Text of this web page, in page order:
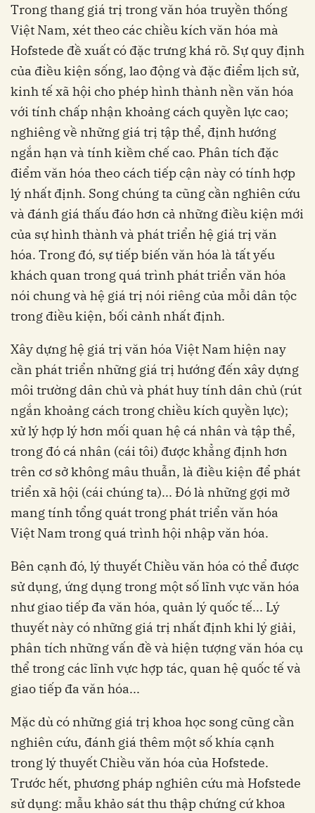
Trong thang giá trị trong văn hóa truyền thống
Việt Nam, xét theo các chiều kích văn hóa mà
Hofstede đề xuất có đặc trưng khá rõ. Sự quy định
của điều kiện sống, lao động và đặc điểm lịch sử,
kinh tế xã hội cho phép hình thành nền văn hóa
với tính chấp nhận khoảng cách quyền lực cao;
nghiêng về những giá trị tập thể, định hướng
ngắn hạn và tính kiềm chế cao. Phân tích đặc
điểm văn hóa theo cách tiếp cận này có tính hợp
lý nhất định. Song chúng ta cũng cần nghiên cứu
và đánh giá thấu đáo hơn cả những điều kiện mới
của sự hình thành và phát triển hệ giá trị văn
hóa. Trong đó, sự tiếp biến văn hóa là tất yếu
khách quan trong quá trình phát triển văn hóa
nói chung và hệ giá trị nói riêng của mỗi dân tộc
trong điều kiện, bối cảnh nhất định.
Xây dựng hệ giá trị văn hóa Việt Nam hiện nay
cần phát triển những giá trị hướng đến xây dựng
môi trường dân chủ và phát huy tính dân chủ (rút
ngắn khoảng cách trong chiều kích quyền lực);
xử lý hợp lý hơn mối quan hệ cá nhân và tập thể,
trong đó cá nhân (cái tôi) được khẳng định hơn
trên cơ sở không mâu thuẫn, là điều kiện để phát
triển xã hội (cái chúng ta)... Đó là những gợi mở
mang tính tổng quát trong phát triển văn hóa
Việt Nam trong quá trình hội nhập văn hóa.
Bên cạnh đó, lý thuyết Chiều văn hóa có thể được
sử dụng, ứng dụng trong một số lĩnh vực văn hóa
như giao tiếp đa văn hóa, quản lý quốc tế... Lý
thuyết này có những giá trị nhất định khi lý giải,
phân tích những vấn đề và hiện tượng văn hóa cụ
thể trong các lĩnh vực hợp tác, quan hệ quốc tế và
giao tiếp đa văn hóa...
Mặc dù có những giá trị khoa học song cũng cần
nghiên cứu, đánh giá thêm một số khía cạnh
trong lý thuyết Chiều văn hóa của Hofstede.
Trước hết, phương pháp nghiên cứu mà Hofstede
sử dụng: mẫu khảo sát thu thập chứng cứ khoa